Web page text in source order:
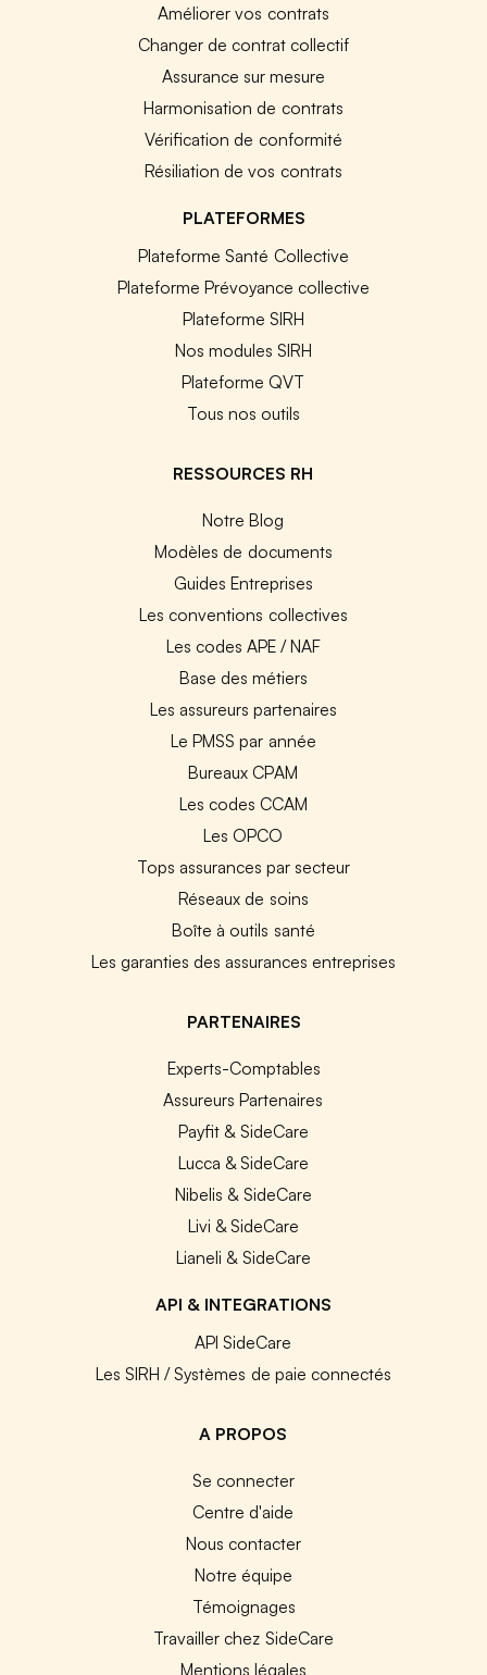
Améliorer vos contrats
Changer de contrat collectif
Assurance sur mesure
Harmonisation de contrats
Vérification de conformité
Résiliation de vos contrats
PLATEFORMES
Plateforme Santé Collective
Plateforme Prévoyance collective
Plateforme SIRH
Nos modules SIRH
Plateforme QVT
Tous nos outils
RESSOURCES RH
Notre Blog
Modèles de documents
Guides Entreprises
Les conventions collectives
Les codes APE / NAF
Base des métiers
Les assureurs partenaires
Le PMSS par année
Bureaux CPAM
Les codes CCAM
Les OPCO
Tops assurances par secteur
Réseaux de soins
Boîte à outils santé
Les garanties des assurances entreprises
PARTENAIRES
Experts-Comptables
Assureurs Partenaires
Payfit & SideCare
Lucca & SideCare
Nibelis & SideCare
Livi & SideCare
Lianeli & SideCare
API & INTEGRATIONS
API SideCare
Les SIRH / Systèmes de paie connectés
A PROPOS
Se connecter
Centre d'aide
Nous contacter
Notre équipe
Témoignages
Travailler chez SideCare
Mentions légales